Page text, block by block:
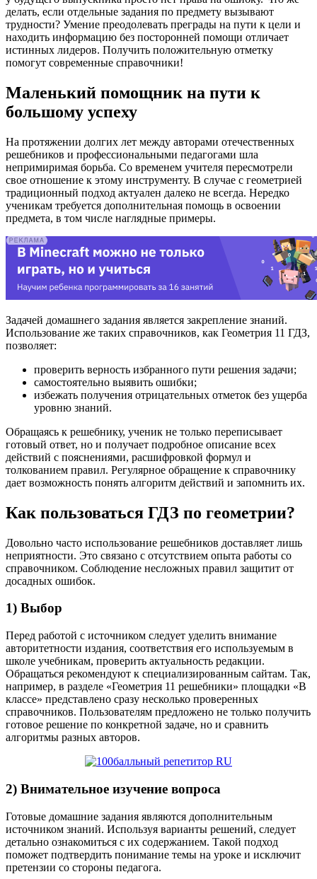
делать, если отдельные задания по предмету вызывают
трудности? Умение преодолевать преграды на пути к цели и
находить информацию без посторонней помощи отличает
истинных лидеров. Получить положительную отметку
помогут современные справочники!
Маленький помощник на пути к
большому успеху
На протяжении долгих лет между авторами отечественных
решебников и профессиональными педагогами шла
непримиримая борьба. Со временем учителя пересмотрели
свое отношение к этому инструменту. В случае с геометрией
традиционный подход актуален далеко не всегда. Нередко
ученикам требуется дополнительная помощь в освоении
предмета, в том числе наглядные примеры.
Задачей домашнего задания является закрепление знаний.
Использование же таких справочников, как Геометрия 11 ГДЗ,
позволяет:
проверить верность избранного пути решения задачи;
самостоятельно выявить ошибки;
избежать получения отрицательных отметок без ущерба
уровню знаний.
Обращаясь к решебнику, ученик не только переписывает
готовый ответ, но и получает подробное описание всех
действий с пояснениями, расшифровкой формул и
толкованием правил. Регулярное обращение к справочнику
дает возможность понять алгоритм действий и запомнить их.
Как пользоваться ГДЗ по геометрии?
Довольно часто использование решебников доставляет лишь
неприятности. Это связано с отсутствием опыта работы со
справочником. Соблюдение несложных правил защитит от
досадных ошибок.
1) Выбор
Перед работой с источником следует уделить внимание
авторитетности издания, соответствия его используемым в
школе учебникам, проверить актуальность редакции.
Обращаться рекомендуют к специализированным сайтам. Так,
например, в разделе «Геометрия 11 решебники» площадки «В
классе» представлено сразу несколько проверенных
справочников. Пользователям предложено не только получить
готовое решение по конкретной задаче, но и сравнить
алгоритмы разных авторов.
2) Внимательное изучение вопроса
Готовые домашние задания являются дополнительным
источником знаний. Используя варианты решений, следует
детально ознакомиться с их содержанием. Такой подход
поможет подтвердить понимание темы на уроке и исключит
претензии со стороны педагога.